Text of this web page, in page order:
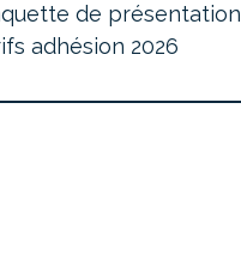
de présentation
adhésion 2026